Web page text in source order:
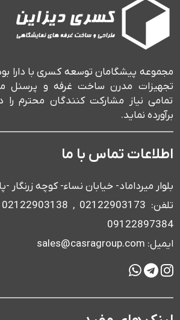
مجموعه پیشگامان توسعه کسری با دارا
تجهیزات مدرن ساخت غرفه و پرسنل
تمامی نیاز مشارکت کنندگان محترم را
برآورده نماید.
اطلاعات تماس با ما
بلوار میرداماد- خیابان نساء- کوچه زرنگار -پلاک 49 -
09122897384
ایمیل: sales@casragroup.com